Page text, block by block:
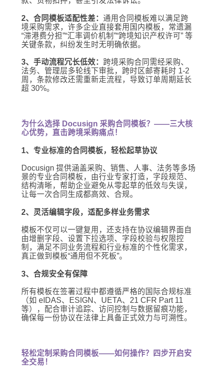
2、合同模板适配性差： 通用合同模板难以满足跨
境采购需求，许多企业直接套用国内模板，常遗漏
“滞港费分担”“汇率调价机制”“跨境知识产权许可” 等
关键条款，纠纷发生时无明确依据。
3、手动流程冗长低效： 跨境采购合同需经采购、
法务、管理层多轮线下审批，跨时区邮寄耗时 1-2
周，条款修改还需重新走流程，导致订单周期延长
超 30%。
为什么选择 Docusign 采购合同模板？——三大核
心优势，直击跨境采购痛点！
1、专业标准的合同模板，轻松起草协议
Docusign 提供涵盖采购、销售、人事、法务等多场
景的专业合同模板，由行业专家打造，字段规范、
结构清晰，帮助企业避免从零起草的低效与失误，
让每一次合同生成都高效、合规。
2、灵活编辑字段，适配多样业务需求
模板不仅可以一键复用，还支持在协议编辑界面自
由增删字段、设置下拉选项、字段校验与权限控
制，满足不同业务流程和行业标准的个性化需求，
真正做到模板“通用但不死板”。
3、合规安全有保障
所有模板在签署过程中都遵循严格的国际合规标准
（如 eIDAS、ESIGN、UETA、21 CFR Part 11
等），配合审计追踪、访问控制与数据留痕功能，
确保每一份协议在法律上具备正式效力与可溯性。
轻松定制采购合同模板——如何操作？四步开启安
全交易！